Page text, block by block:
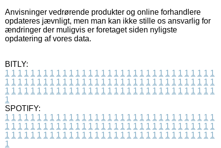
Anvisninger vedrørende produkter og online forhandlere
opdateres jævnligt, men man kan ikke stille os ansvarlig for
ændringer der muligvis er foretaget siden nyligste
opdatering af vores data.
BITLY:
1 1 1 1 1 1 1 1 1 1 1 1 1 1 1 1 1 1 1 1 1 1 1 1 1 1 1 1 1 1 1 1 1
1 1 1 1 1 1 1 1 1 1 1 1 1 1 1 1 1 1 1 1 1 1 1 1 1 1 1 1 1 1 1 1 1
1 1 1 1 1 1 1 1 1 1 1 1 1 1 1 1 1 1 1 1 1 1 1 1 1 1 1 1 1 1 1 1 1
1
SPOTIFY:
1 1 1 1 1 1 1 1 1 1 1 1 1 1 1 1 1 1 1 1 1 1 1 1 1 1 1 1 1 1 1 1 1
1 1 1 1 1 1 1 1 1 1 1 1 1 1 1 1 1 1 1 1 1 1 1 1 1 1 1 1 1 1 1 1 1
1 1 1 1 1 1 1 1 1 1 1 1 1 1 1 1 1 1 1 1 1 1 1 1 1 1 1 1 1 1 1 1 1
1